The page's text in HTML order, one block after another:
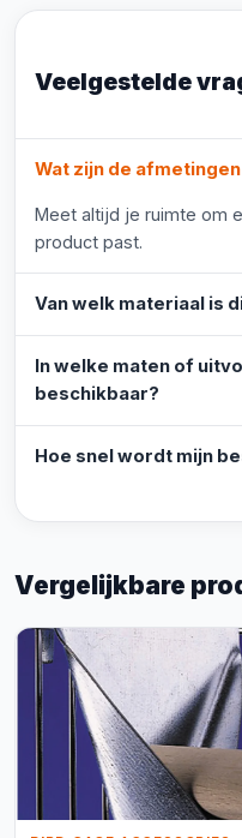
Veelgestelde
Wat zijn de
Meet altijd je ruimte om
product past.
Van welk materiaal is
In welke maten of
beschikbaar?
Hoe snel wordt mijn
Vergelijkbare